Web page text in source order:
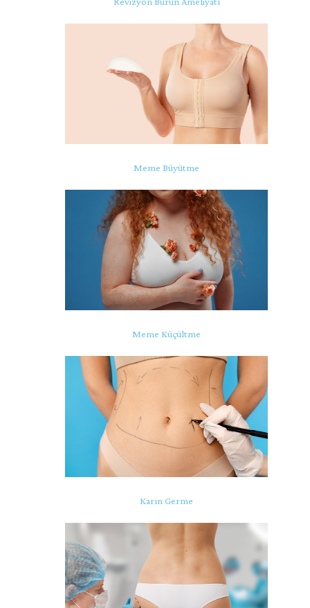
Meme Büyütme
Meme Küçültme
Karın Germe